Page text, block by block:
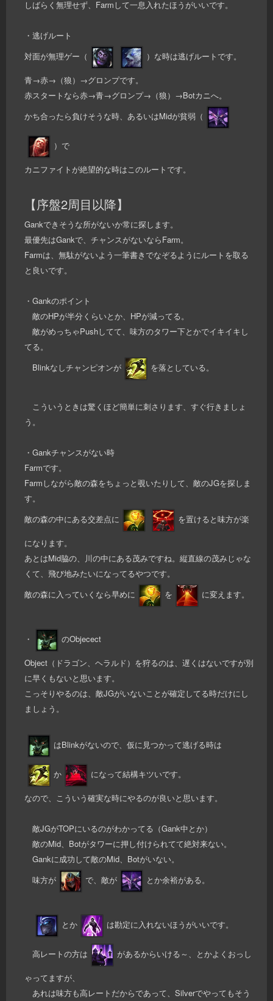
しばらく無理せず、Farmして一息入れたほうがいいです。
・逃げルート
対面が無理ゲー（
）な時は逃げルートです。
青→赤→（狼）→グロンプです。
赤スタートなら赤→青→グロンプ→（狼）→Botカニへ。
かち合ったら負けそうな時、あるいはMidが貧弱（
）で
カニファイトが絶望的な時はこのルートです。
【序盤2周目以降】
Gankできそうな所がないか常に探します。
最優先はGankで、チャンスがないならFarm。
Farmは、無駄がないよう一筆書きでなぞるようにルートを取る
と良いです。
・Gankのポイント
敵のHPが半分くらいとか、HPが減ってる。
敵がめっちゃPushしてて、味方のタワー下とかでイキイキし
てる。
Blinkなしチャンピオンが
を落としている。
こういうときは驚くほど簡単に刺さります、すぐ行きましょ
う。
・Gankチャンスがない時
Farmです。
Farmしながら敵の森をちょっと覗いたりして、敵のJGを探しま
す。
敵の森の中にある交差点に
を置けると味方が楽
になります。
あとはMid脇の、川の中にある茂みですね。縦直線の茂みじゃな
くて、飛び地みたいになってるやつです。
敵の森に入っていくなら早めに
を に変えます。
・ のObjecect
Object（ドラゴン、ヘラルド）を狩るのは、遅くはないですが別
に早くもないと思います。
こっそりやるのは、敵JGがいないことが確定してる時だけにし
ましょう。
はBlinkがないので、仮に見つかって逃げる時は
か になって結構キツいです。
なので、こういう確実な時にやるのが良いと思います。
敵JGがTOPにいるのがわかってる（Gank中とか）
敵のMid、Botがタワーに押し付けられてて絶対来ない。
Gankに成功して敵のMid、Botがいない。
味方が
で、敵が とか余裕がある。
とか は勘定に入れないほうがいいです。
高レートの方は があるからいける～、とかよくおっし
ゃってますが、
あれは味方も高レートだからであって、Silverでやってもそう